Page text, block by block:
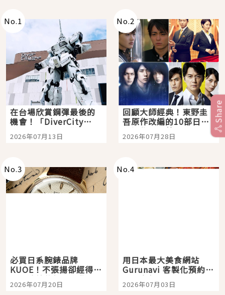
No.1
在台場欣賞鋼彈最後的
機會！「DiverCity
Tokyo Plaza」搭船、
購物、美食及夜景，一
2026年07月13日
No.2
回顧大師經典！東野圭
吾原作改編的10部日本
影視作品推薦
2026年07月28日
No.3
必買日系腕錶品牌
KUOE！不張揚卻經得起
時間洗鍊的經典之作五
選
2026年07月20日
No.4
用日本最大美食網站
Gurunavi 客製化預約九
大都市餐廳，打造專屬
美食體驗！
2026年07月03日
Share